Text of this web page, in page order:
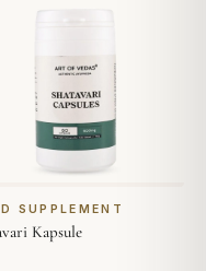
SUPPLEMENT
Kapsule